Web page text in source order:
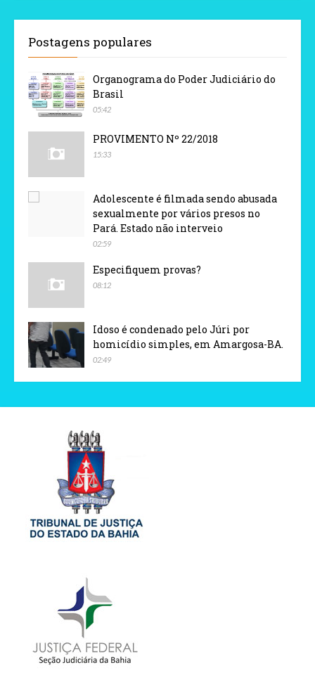
Postagens populares
Organograma do Poder Judiciário do
Brasil
05:42
PROVIMENTO Nº 22/2018
15:33
Adolescente é filmada sendo abusada
sexualmente por vários presos no
Pará. Estado não interveio
02:59
Especifiquem provas?
08:12
Idoso é condenado pelo Júri por
homicídio simples, em Amargosa-BA.
02:49